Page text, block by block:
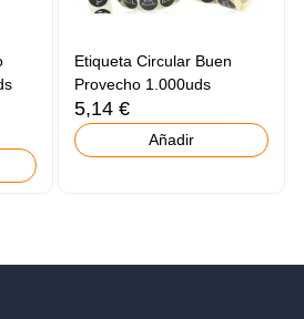
Etiqueta Circular Buen
Provecho 1.000uds
5,14 €
Añadir